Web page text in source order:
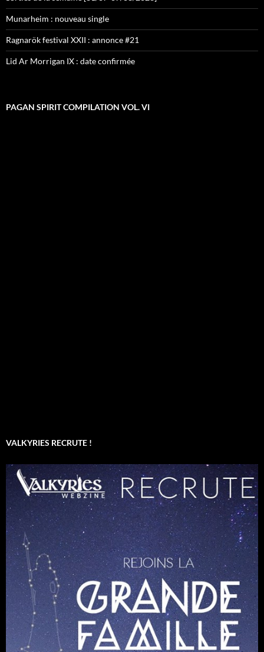
Munarheim : nouveau single
Ragnarök festival XXII : annonce #21
Lid Ar Morrigan IX : date confirmée
PAGAN SPIRIT COMPILATION VOL. VI
VALKYRIES RECRUTE !